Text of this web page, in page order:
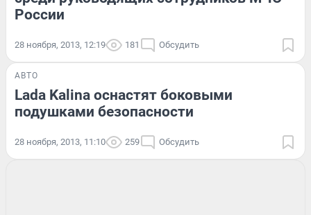
России
28 ноября, 2013, 12:19 181 Обсудить
АВТО
Lada Kalina оснастят боковыми
подушками безопасности
28 ноября, 2013, 11:10 259 Обсудить